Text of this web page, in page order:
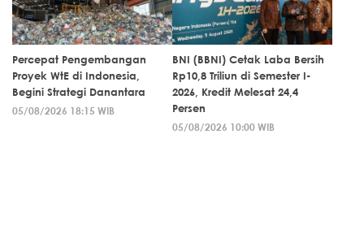
Percepat Pengembangan
Proyek WtE di Indonesia,
Begini Strategi Danantara
05/08/2026 18:15 WIB
BNI (BBNI) Cetak Laba Bersih
Rp10,8 Triliun di Semester I-
2026, Kredit Melesat 24,4
Persen
05/08/2026 10:00 WIB